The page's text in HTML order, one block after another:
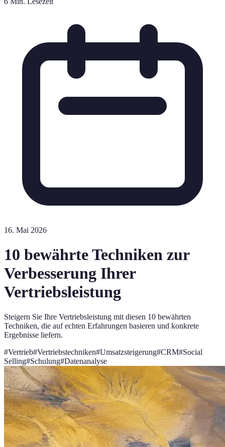
16. Mai 2026
10 bewährte Techniken zur
Verbesserung Ihrer
Vertriebsleistung
Steigern Sie Ihre Vertriebsleistung mit diesen 10 bewährten
Techniken, die auf echten Erfahrungen basieren und konkrete
Ergebnisse liefern.
#Vertrieb#Vertriebstechniken#Umsatzsteigerung#CRM#Social
Selling#Schulung#Datenanalyse